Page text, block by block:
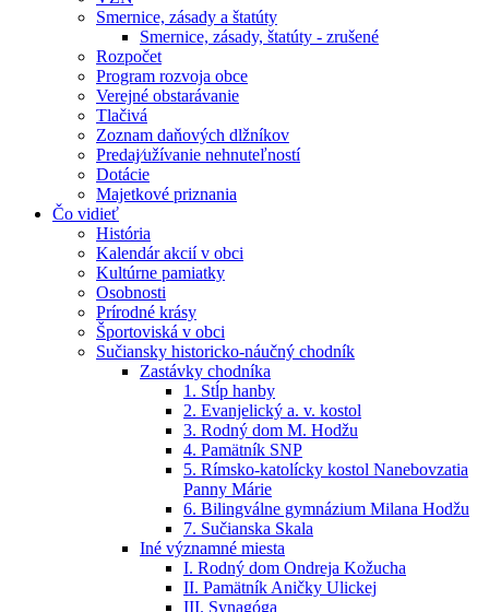
Smernice, zásady a štatúty
Smernice, zásady, štatúty - zrušené
Rozpočet
Program rozvoja obce
Verejné obstarávanie
Tlačivá
Zoznam daňových dlžníkov
Predaj⁄užívanie nehnuteľností
Dotácie
Majetkové priznania
Čo vidieť
História
Kalendár akcií v obci
Kultúrne pamiatky
Osobnosti
Prírodné krásy
Športoviská v obci
Sučiansky historicko-náučný chodník
Zastávky chodníka
1. Stĺp hanby
2. Evanjelický a. v. kostol
3. Rodný dom M. Hodžu
4. Pamätník SNP
5. Rímsko-katolícky kostol Nanebovzatia
Panny Márie
6. Bilingválne gymnázium Milana Hodžu
7. Sučianska Skala
Iné významné miesta
I. Rodný dom Ondreja Kožucha
II. Pamätník Aničky Ulickej
III. Synagóga